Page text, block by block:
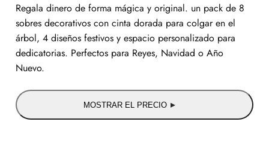
Regala dinero de forma mágica y original. un pack de 8
sobres decorativos con cinta dorada para colgar en el
árbol, 4 diseños festivos y espacio personalizado para
dedicatorias. Perfectos para Reyes, Navidad o Año
Nuevo.
MOSTRAR EL PRECIO